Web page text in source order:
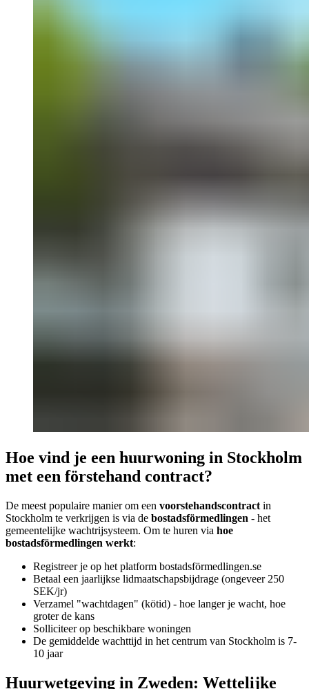
Hoe vind je een huurwoning in Stockholm
met een förstehand contract?
De meest populaire manier om een voorstehandscontract in
Stockholm te verkrijgen is via de bostadsförmedlingen - het
gemeentelijke wachtrijsysteem. Om te huren via hoe
bostadsförmedlingen werkt:
Registreer je op het platform bostadsförmedlingen.se
Betaal een jaarlijkse lidmaatschapsbijdrage (ongeveer 250
SEK/jr)
Verzamel "wachtdagen" (kötid) - hoe langer je wacht, hoe
groter de kans
Solliciteer op beschikbare woningen
De gemiddelde wachttijd in het centrum van Stockholm is 7-
10 jaar
Huurwetgeving in Zweden: Wettelijke